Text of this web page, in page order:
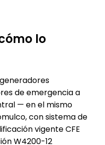
lo
de emergencia a
— en el mismo
con sistema de
vigente CFE
W4200-12